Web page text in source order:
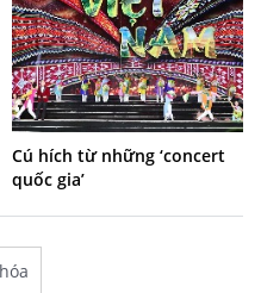
Cú hích từ những ‘concert
quốc gia’